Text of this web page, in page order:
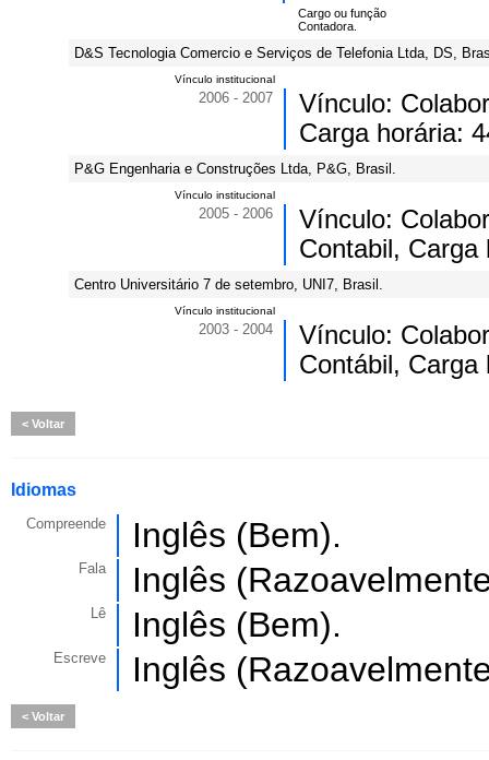
Cargo ou função
Contadora.
D&S Tecnologia Comercio e Serviços de Telefonia Ltda, DS,
Vínculo institucional
2006 - 2007
Vínculo:
Carga horária:
P&G Engenharia e Construções Ltda, P&G, Brasil.
Vínculo institucional
2005 - 2006
Vínculo:
Contabil, Carga
Centro Universitário 7 de setembro, UNI7, Brasil.
Vínculo institucional
2003 - 2004
Vínculo:
Contábil, Carga
Voltar
Idiomas
Compreende Inglês (Bem).
Fala Inglês
Lê Inglês (Bem).
Escreve Inglês
Voltar